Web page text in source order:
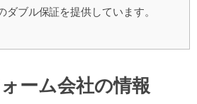
ダブル保証を提供しています。
ーム会社の情報